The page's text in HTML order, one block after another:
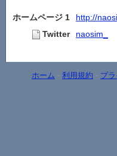
ホームページ 1
http://
Twitter
naosim_
ホーム - 利用規約 - プ